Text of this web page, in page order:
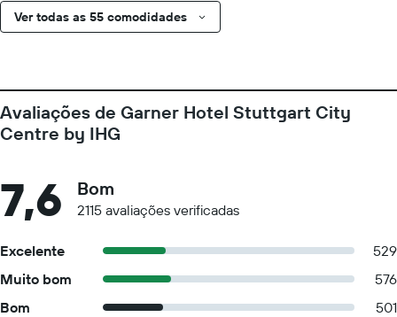
Ver todas as 55 comodidades
Avaliações de Garner Hotel Stuttgart City
Centre by IHG
7,6 Bom
2115 avaliações verificadas
Excelente
529
Muito bom
576
Bom
501